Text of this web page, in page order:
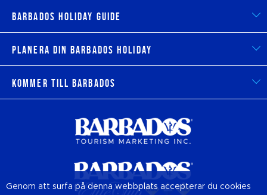
Barbados Holiday Guide
Planera din Barbados Holiday
Kommer till Barbados
Genom att surfa på denna webbplats accepterar du cookies